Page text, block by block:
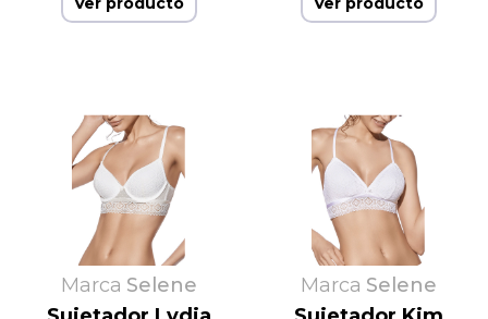
Marca Selene
Marca Selene